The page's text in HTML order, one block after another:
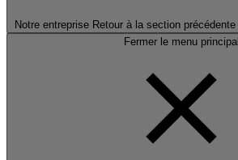
Notre entreprise Retour à la section précédente
Fermer le menu principal